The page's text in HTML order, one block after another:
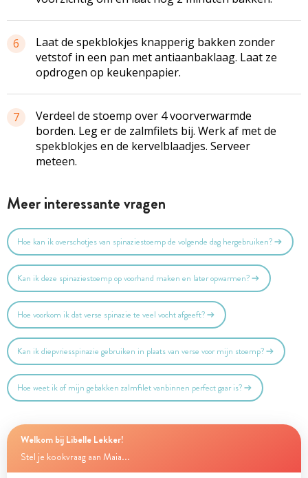
6
Laat de spekblokjes knapperig bakken zonder
vetstof in een pan met antiaanbaklaag. Laat ze
opdrogen op keukenpapier.
7
Verdeel de stoemp over 4 voorverwarmde
borden. Leg er de zalmfilets bij. Werk af met de
spekblokjes en de kervelblaadjes. Serveer
meteen.
Meer interessante vragen
Hoe kan ik overschotjes van spinaziestoemp de volgende dag hergebruiken?
Kan ik deze spinaziestoemp op voorhand maken en later opwarmen?
Hoe voorkom ik dat verse spinazie te veel vocht afgeeft?
Kan ik diepvriesspinazie gebruiken in plaats van verse voor mijn stoemp?
Hoe weet ik of mijn gebakken zalmfilet vanbinnen perfect gaar is?
Welkom bij Libelle Lekker!
Stel je kookvraag aan Maia...